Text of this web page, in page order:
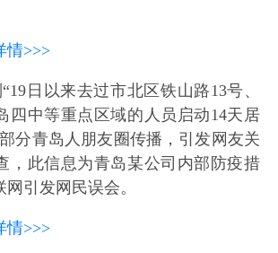
情>>>
日以来去过市北区铁山路13号、
四中等重点区域的人员启动14天居
分青岛人朋友圈传播，引发网友关
，此信息为青岛某公司内部防疫措
引发网民误会。
情>>>